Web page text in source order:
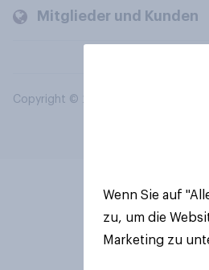
Mitglieder und Kunden
Copyright © 2026 YouGov PLC. Alle
Wenn Sie auf
zu, um die
Marketing zu